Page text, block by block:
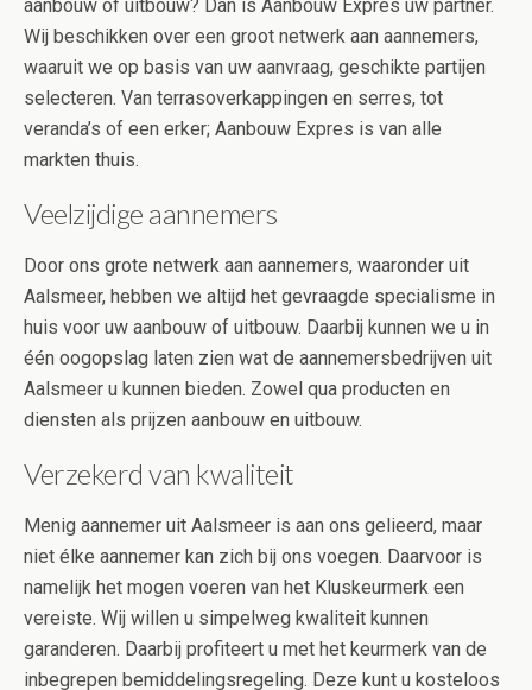
aanbouw of uitbouw? Dan is Aanbouw Expres uw partner.
Wij beschikken over een groot netwerk aan aannemers,
waaruit we op basis van uw aanvraag, geschikte partijen
selecteren. Van terrasoverkappingen en serres, tot
veranda’s of een erker; Aanbouw Expres is van alle
markten thuis.
Veelzijdige aannemers
Door ons grote netwerk aan aannemers, waaronder uit
Aalsmeer, hebben we altijd het gevraagde specialisme in
huis voor uw aanbouw of uitbouw. Daarbij kunnen we u in
één oogopslag laten zien wat de aannemersbedrijven uit
Aalsmeer u kunnen bieden. Zowel qua producten en
diensten als prijzen aanbouw en uitbouw.
Verzekerd van kwaliteit
Menig aannemer uit Aalsmeer is aan ons gelieerd, maar
niet élke aannemer kan zich bij ons voegen. Daarvoor is
namelijk het mogen voeren van het Kluskeurmerk een
vereiste. Wij willen u simpelweg kwaliteit kunnen
garanderen. Daarbij profiteert u met het keurmerk van de
inbegrepen bemiddelingsregeling. Deze kunt u kosteloos